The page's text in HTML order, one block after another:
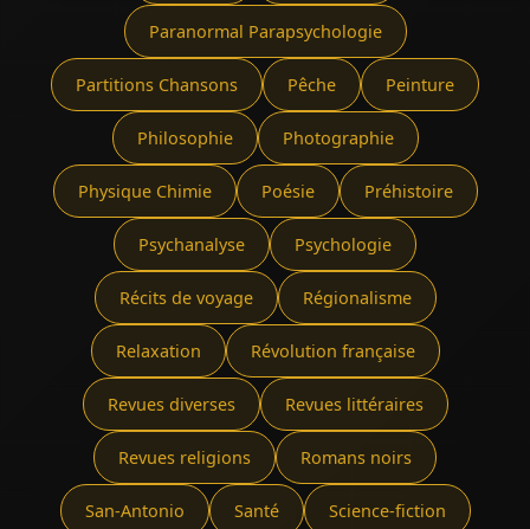
Paranormal Parapsychologie
Partitions Chansons Pêche Peinture
Philosophie Photographie
Physique Chimie Poésie Préhistoire
Psychanalyse Psychologie
Récits de voyage Régionalisme
Relaxation Révolution française
Revues diverses Revues littéraires
Revues religions Romans noirs
San-Antonio Santé Science-fiction